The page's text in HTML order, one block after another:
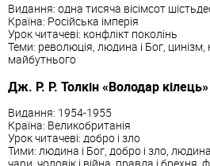
Видання: одна тисяча вісімсот
Країна: Російська імперія
Урок читачеві: конфлікт поколінь
Теми: революція, людина і Бог, цинізм,
майбутнього
Дж. Р. Р. Толкін «Володар кілець»
Видання: 1954-1955
Країна: Великобританія
Урок читачеві: добро і зло
Тими: людина і Бог, добро і зло, людина